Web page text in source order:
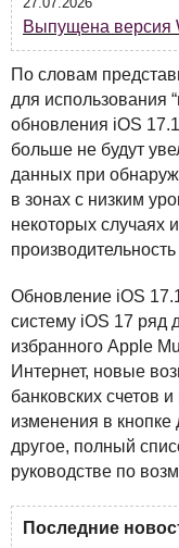
Выпущена версия
По словам
для использования
обновления iOS
больше не будут
данных при
в зонах с низким
некоторых случаях
Обновление iOS
систему iOS 17 ряд
избранного Apple
Интернет, новые
банковских счетов
изменения в
другое, полный
руководстве по
Последние